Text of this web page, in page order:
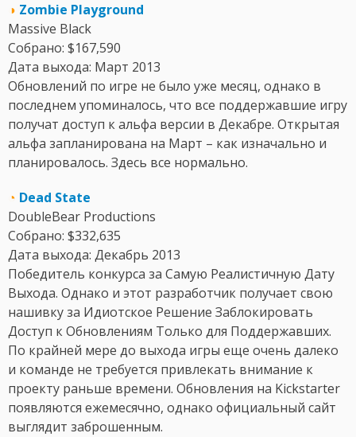
◑ Zombie Playground
Massive Black
Собрано: $167,590
Дата выхода: Март 2013
Обновлений по игре не было уже месяц, однако в
последнем упоминалось, что все поддержавшие игру
получат доступ к альфа версии в Декабре. Открытая
альфа запланирована на Март – как изначально и
планировалось. Здесь все нормально.
◔ Dead State
DoubleBear Productions
Собрано: $332,635
Дата выхода: Декабрь 2013
Победитель конкурса за Самую Реалистичную Дату
Выхода. Однако и этот разработчик получает свою
нашивку за Идиотское Решение Заблокировать
Доступ к Обновлениям Только для Поддержавших.
По крайней мере до выхода игры еще очень далеко
и команде не требуется привлекать внимание к
проекту раньше времени. Обновления на Kickstarter
появляются ежемесячно, однако официальный сайт
выглядит заброшенным.